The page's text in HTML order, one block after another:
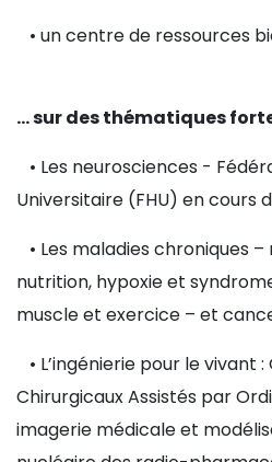
• un centre de ressources
… sur des thématiques
• Les neurosciences -
Universitaire (FHU) en cours
• Les maladies chroniques
nutrition, hypoxie et
muscle et exercice – et
• L’ingénierie pour le vivant
Chirurgicaux Assistés par
imagerie médicale et